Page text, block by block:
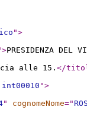
">
>PRESIDENZA DEL
alle 15. </
">
" cognomeNome="